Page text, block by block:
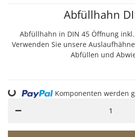
Abfüllhahn
Abfüllhahn in DIN 45 Öffnung
Verwenden Sie unsere
Abfüllen und
Loading... Komponenten werden